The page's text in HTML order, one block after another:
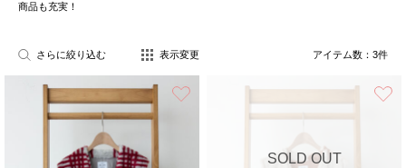
商品も充実！
さらに絞り込む 表示変更 アイテム数： 3件
お気に入り
SOLD OUT